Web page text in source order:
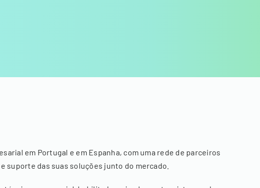
em Portugal e em Espanha, com uma rede de parceiros
suporte das suas soluções junto do mercado.